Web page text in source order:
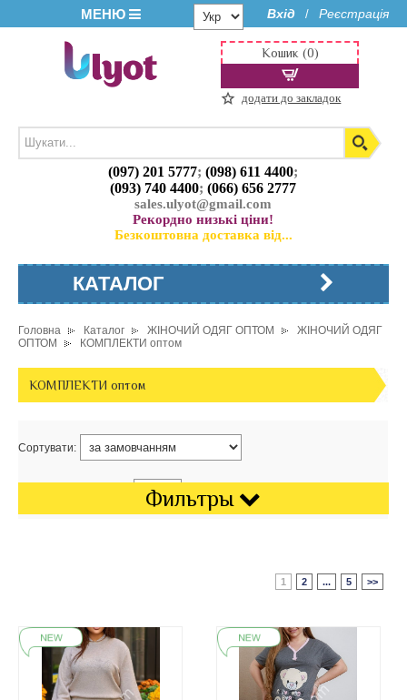
МЕНЮ Вхід / Реєстрація
(097) 201 5777;(098) 611 4400;
(093) 740 4400;(066) 656 2777
sales.ulyot@gmail.com
Рекордно низькі ціни!
Безкоштовна доставка від...
Кошик (0)
додати до закладок
КАТАЛОГ
Головна Каталог ЖІНОЧИЙ ОДЯГ ОПТОМ
ЖІНОЧИЙ ОДЯГ
ОПТОМ
КОМПЛЕКТИ оптом
Фильтры
КОМПЛЕКТИ оптом
Сортувати:
1 2 ... 5 >>